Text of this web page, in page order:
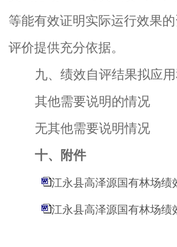
等能有效证明实际运行效果
评价提供充分依据。
九、绩效自评结果拟应
其他需要说明的情况
无其他需要说明情况
十、附件
江永县高泽源国有林场绩
江永县高泽源国有林场绩